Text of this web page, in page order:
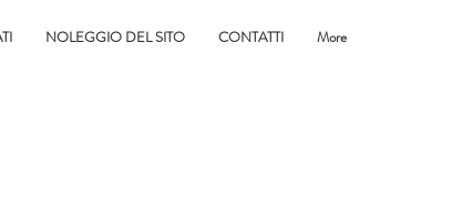
NOLEGGIO DEL SITO CONTATTI More